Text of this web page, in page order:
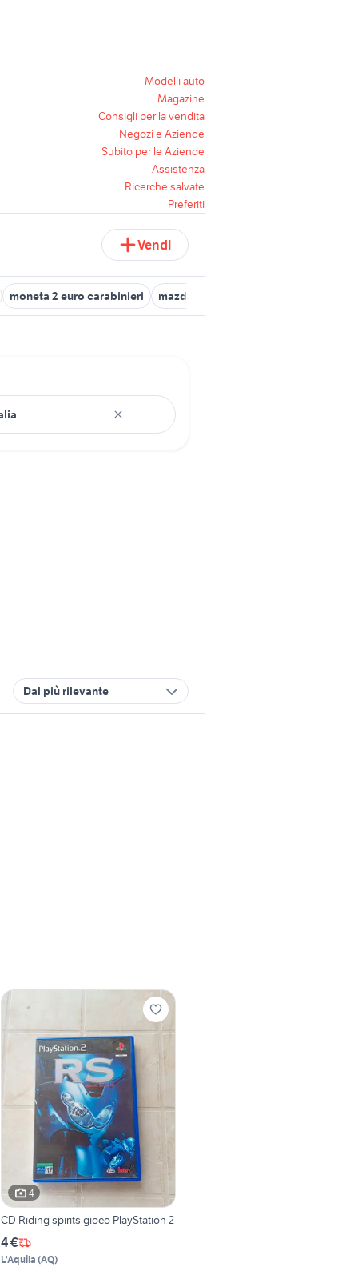
Modelli auto
Magazine
Consigli per la vendita
Negozi e Aziende
Subito per le Aziende
Assistenza
Ricerche salvate
Preferiti
Vendi
moneta 2 euro carabinieri mazda 2 2006 auto
Dal più rilevante
4
CD Riding spirits gioco PlayStation 2
4 €
L'Aquila (AQ)